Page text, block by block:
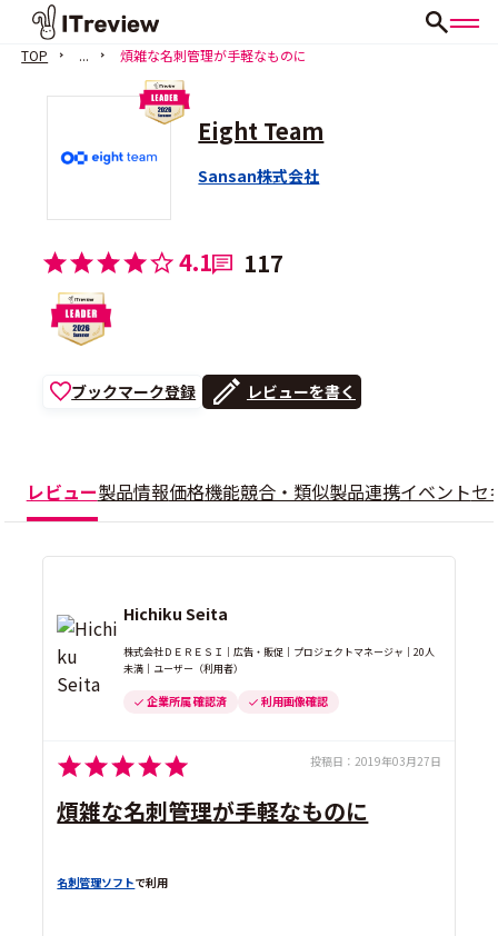
TOP ... 煩雑な名刺管理が手軽なものに
Eight Team
Sansan株式会社
4.1 117
ブックマーク登録 レビューを書く
レビュー製品情報価格機能競合・類似製品連携イベントセ
Hichiku Seita
株式会社ＤＥＲＥＳＩ｜広告・販促｜プロジェクトマネージャ｜20人
未満｜ユーザー（利用者）
企業所属 確認済 利用画像確認
投稿日： 2019年03月27日
煩雑な名刺管理が手軽なものに
名刺管理ソフトで利用